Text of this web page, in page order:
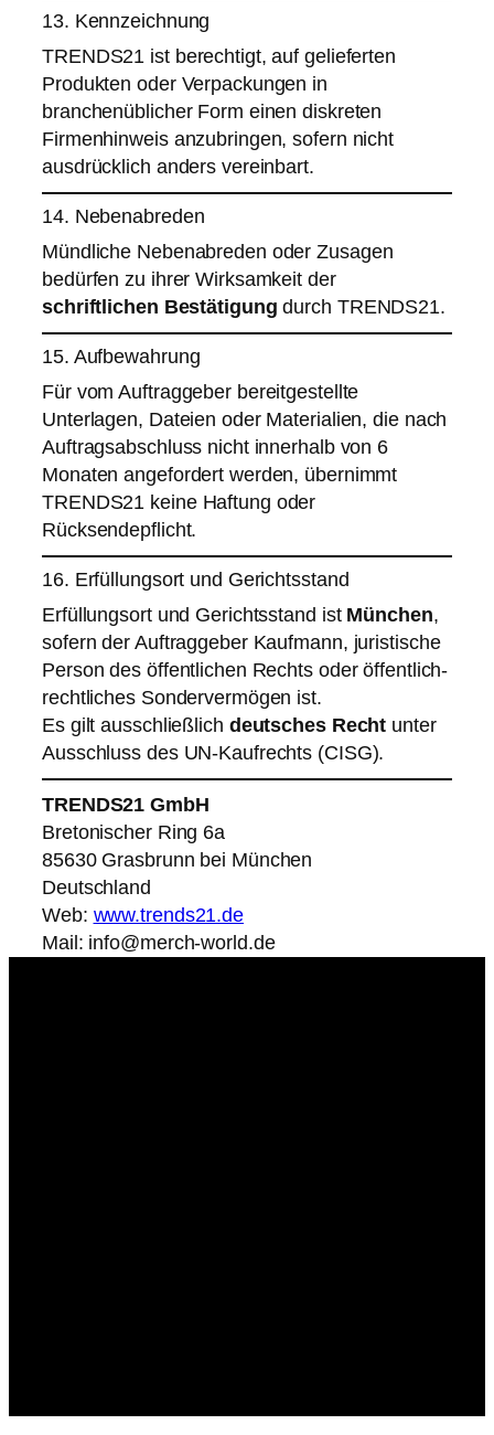
13. Kennzeichnung
TRENDS21 ist berechtigt, auf gelieferten
Produkten oder Verpackungen in
branchenüblicher Form einen diskreten
Firmenhinweis anzubringen, sofern nicht
ausdrücklich anders vereinbart.
14. Nebenabreden
Mündliche Nebenabreden oder Zusagen
bedürfen zu ihrer Wirksamkeit der
schriftlichen Bestätigung durch TRENDS21.
15. Aufbewahrung
Für vom Auftraggeber bereitgestellte
Unterlagen, Dateien oder Materialien, die nach
Auftragsabschluss nicht innerhalb von 6
Monaten angefordert werden, übernimmt
TRENDS21 keine Haftung oder
Rücksendepflicht.
16. Erfüllungsort und Gerichtsstand
Erfüllungsort und Gerichtsstand ist München,
sofern der Auftraggeber Kaufmann, juristische
Person des öffentlichen Rechts oder öffentlich-
rechtliches Sondervermögen ist.
Es gilt ausschließlich deutsches Recht unter
Ausschluss des UN-Kaufrechts (CISG).
TRENDS21 GmbH
Bretonischer Ring 6a
85630 Grasbrunn bei München
Deutschland
Web: www.trends21.de
Mail: info@merch-world.de